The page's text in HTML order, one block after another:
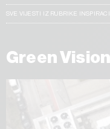
SVE VIJESTI IZ RUBRIKE
Green Vision